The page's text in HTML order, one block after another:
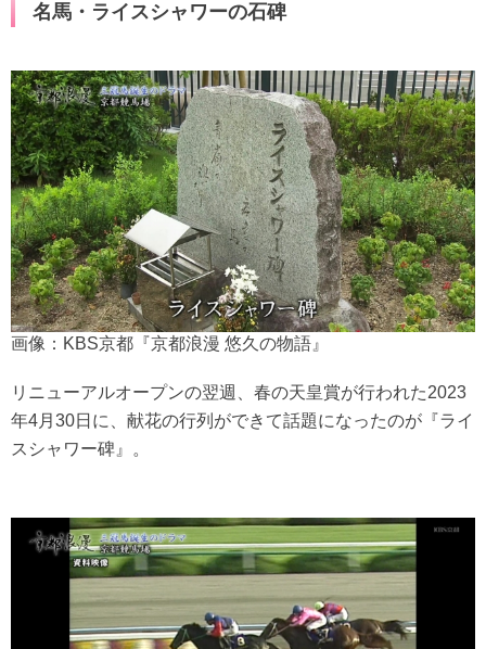
名馬・ライスシャワーの石碑
画像：KBS京都『京都浪漫 悠久の物語』
リニューアルオープンの翌週、春の天皇賞が行われた2023
年4月30日に、献花の行列ができて話題になったのが『ライ
スシャワー碑』。